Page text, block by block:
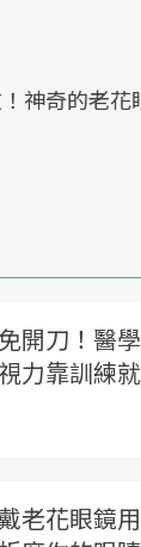
神奇的老
免開刀！醫
力靠訓練
老花眼鏡